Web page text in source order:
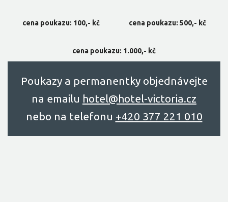
cena poukazu: 100,- kč cena poukazu: 500,- kč
cena poukazu: 1.000,- kč
Poukazy a permanentky objednávejte
na emailu hоtel@hоtel-victоriа.cz
nebo na telefonu +420 377 221 010